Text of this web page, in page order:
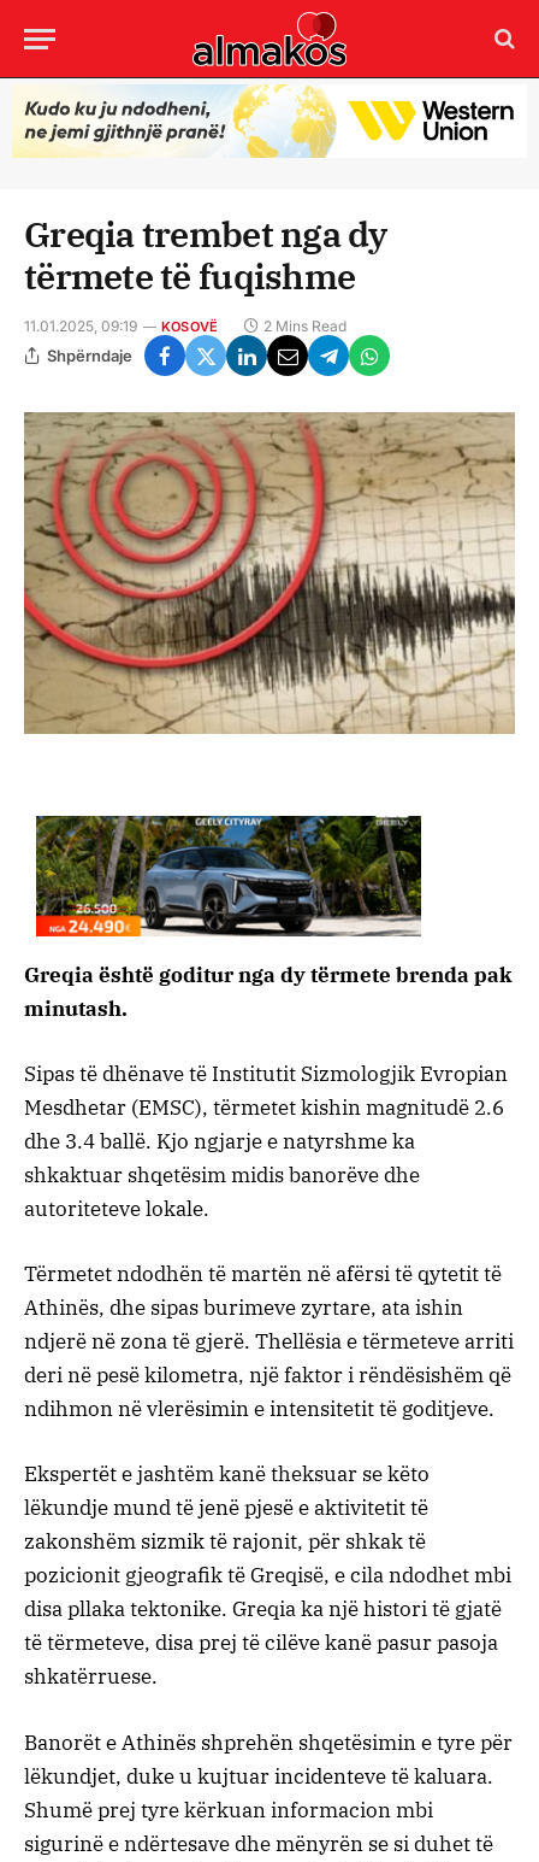
Greqia trembet nga dy
tërmete të fuqishme
11.01.2025, 09:19 KOSOVË 2 Mins Read
Shpërndaje
Greqia është goditur nga dy tërmete brenda pak
minutash.
Sipas të dhënave të Institutit Sizmologjik Evropian
Mesdhetar (EMSC), tërmetet kishin magnitudë 2.6
dhe 3.4 ballë. Kjo ngjarje e natyrshme ka
shkaktuar shqetësim midis banorëve dhe
autoriteteve lokale.
Tërmetet ndodhën të martën në afërsi të qytetit të
Athinës, dhe sipas burimeve zyrtare, ata ishin
ndjerë në zona të gjerë. Thellësia e tërmeteve arriti
deri në pesë kilometra, një faktor i rëndësishëm që
ndihmon në vlerësimin e intensitetit të goditjeve.
Ekspertët e jashtëm kanë theksuar se këto
lëkundje mund të jenë pjesë e aktivitetit të
zakonshëm sizmik të rajonit, për shkak të
pozicionit gjeografik të Greqisë, e cila ndodhet mbi
disa pllaka tektonike. Greqia ka një histori të gjatë
të tërmeteve, disa prej të cilëve kanë pasur pasoja
shkatërruese.
Banorët e Athinës shprehën shqetësimin e tyre për
lëkundjet, duke u kujtuar incidenteve të kaluara.
Shumë prej tyre kërkuan informacion mbi
sigurinë e ndërtesave dhe mënyrën se si duhet të